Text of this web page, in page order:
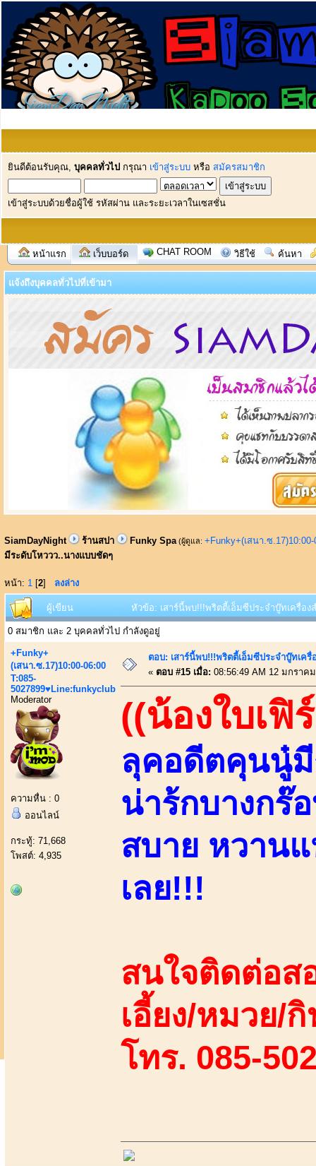
ยินดีต้อนรับคุณ, บุคคลทั่วไป กรุณา เข้าสู่ระบบ หรือ สมัครสมาชิก
เข้าสู่ระบบด้วยชื่อผู้ใช้ รหัสผ่าน และระยะเวลาในเซสชั่น
หน้าแรก เว็บบอร์ด CHAT ROOM วิธีใช้ ค้นหา
แจ้งถึงบุคคลทั่วไปที่เข้ามา
SiamDayNight ร้านสปา Funky Spa (ผู้ดูแล: +Funky+(เสนา.ซ
มีระดับโหววว..นางแบบชัดๆ
หน้า: 1 [2] ลงล่าง
ผู้เขียน หัวข้อ: เสาร์นี้พบ!!!พริตตี้เอ็มซีประจำบู๊ทเครื่อ
0 สมาชิก และ 2 บุคคลทั่วไป กำลังดูอยู่
+Funky+
(เสนา.ซ.17)10:00-06:00
T:085-
5027899♥Line:funkyclub
Moderator
ความหื่น : 0
ออนไลน์
กระทู้: 71,668
โพสต์: 4,935
ตอบ: เสาร์นี้พบ!!!พริตตี้เอ็มซีประจำบู๊ทเค
« ตอบ #15 เมื่อ: 08:56:49 AM 12 มกราค
((น้องใบเฟิ
ลุคอดีตคุนนู๋มี
น่าร้กบางกร๊
สบาย หวาน
เลย!!!
สนใจติดต่อส
เอี้ยง/หมวย/
โทร. 085-